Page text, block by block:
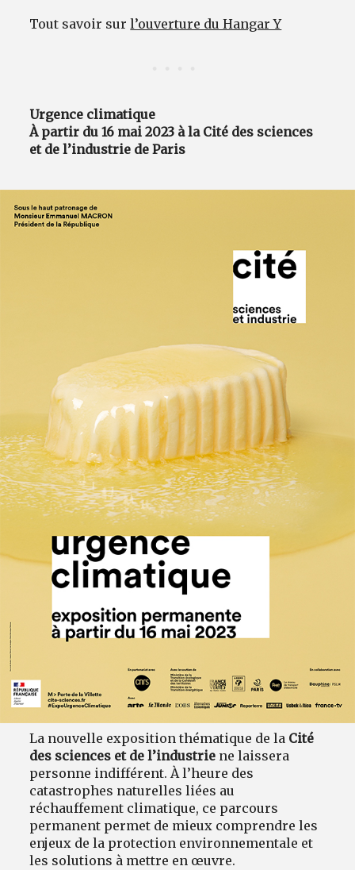
Tout savoir surl’ouverture du Hangar Y
Urgence climatique
À partir du 16 mai 2023 à la Cité des sciences
et de l’industrie de Paris
La nouvelle exposition thématique de la Cité
des sciences et de l’industrie ne laissera
personne indifférent. À l’heure des
catastrophes naturelles liées au
réchauffement climatique, ce parcours
permanent permet de mieux comprendre les
enjeux de la protection environnementale et
les solutions à mettre en œuvre.